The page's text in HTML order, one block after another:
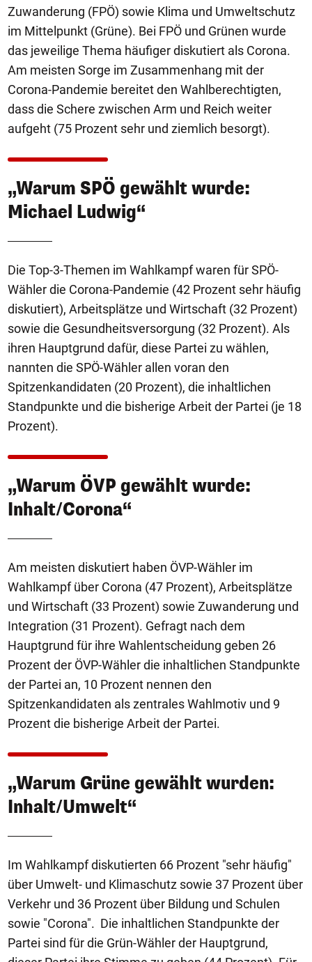
Zuwanderung (FPÖ) sowie Klima und Umweltschutz
im Mittelpunkt (Grüne). Bei FPÖ und Grünen wurde
das jeweilige Thema häufiger diskutiert als Corona.
Am meisten Sorge im Zusammenhang mit der
Corona-Pandemie bereitet den Wahlberechtigten,
dass die Schere zwischen Arm und Reich weiter
aufgeht (75 Prozent sehr und ziemlich besorgt).
„Warum SPÖ gewählt wurde:
Michael Ludwig“
Die Top-3-Themen im Wahlkampf waren für SPÖ-
Wähler die Corona-Pandemie (42 Prozent sehr häufig
diskutiert), Arbeitsplätze und Wirtschaft (32 Prozent)
sowie die Gesundheitsversorgung (32 Prozent). Als
ihren Hauptgrund dafür, diese Partei zu wählen,
nannten die SPÖ-Wähler allen voran den
Spitzenkandidaten (20 Prozent), die inhaltlichen
Standpunkte und die bisherige Arbeit der Partei (je 18
Prozent).
„Warum ÖVP gewählt wurde:
Inhalt/Corona“
Am meisten diskutiert haben ÖVP-Wähler im
Wahlkampf über Corona (47 Prozent), Arbeitsplätze
und Wirtschaft (33 Prozent) sowie Zuwanderung und
Integration (31 Prozent). Gefragt nach dem
Hauptgrund für ihre Wahlentscheidung geben 26
Prozent der ÖVP-Wähler die inhaltlichen Standpunkte
der Partei an, 10 Prozent nennen den
Spitzenkandidaten als zentrales Wahlmotiv und 9
Prozent die bisherige Arbeit der Partei.
„Warum Grüne gewählt wurden:
Inhalt/Umwelt“
Im Wahlkampf diskutierten 66 Prozent "sehr häufig"
über Umwelt- und Klimaschutz sowie 37 Prozent über
Verkehr und 36 Prozent über Bildung und Schulen
sowie "Corona". Die inhaltlichen Standpunkte der
Partei sind für die Grün-Wähler der Hauptgrund,